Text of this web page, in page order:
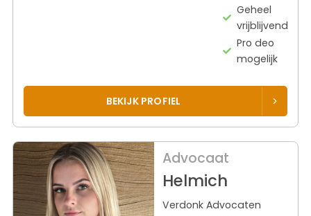
Geheel
vrijblijvend
Pro deo
mogelijk
BEKIJK PROFIEL
Advocaat
Helmich
Verdonk Advocaten